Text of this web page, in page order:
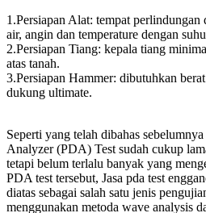
1.Persiapan Alat: tempat perlindungan
air, angin dan temperature dengan
2.Persiapan Tiang: kepala tiang
atas tanah.
3.Persiapan Hammer: dibutuhkan
dukung ultimate.
Seperti yang telah dibahas
Analyzer (PDA) Test sudah cukup
tetapi belum terlalu banyak yang
PDA test tersebut, Jasa pda test
diatas sebagai salah satu jenis
menggunakan metoda wave analysis